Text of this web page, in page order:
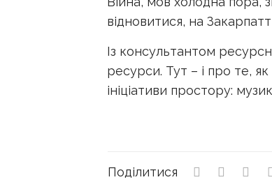
відновитися, на
Із консультантом
ресурси. Тут – і про те,
ініціативи простору:
Поділитися